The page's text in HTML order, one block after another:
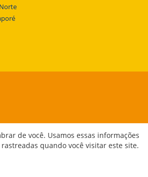
de você. Usamos essas informações
quando você visitar este site.